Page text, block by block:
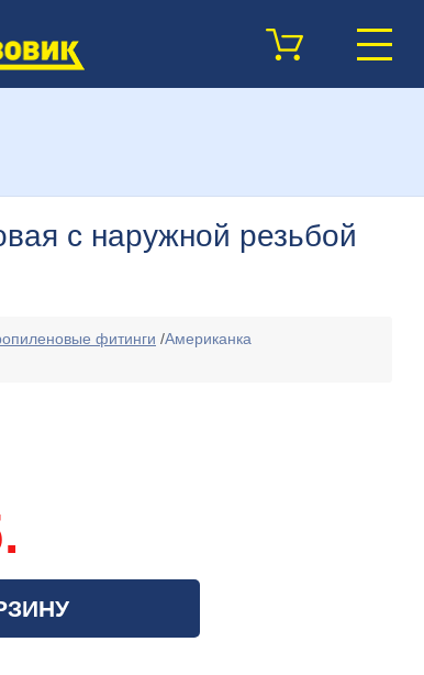
с наружной резьбой
фитинги /Американка